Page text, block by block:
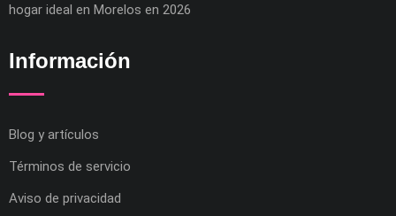
hogar ideal en Morelos en 2026
Información
Blog y artículos
Términos de servicio
Aviso de privacidad